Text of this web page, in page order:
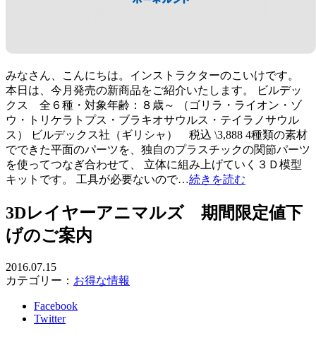
みなさん、こんにちは。インストラクターのこいけです。
本日は、今月発売の新商品をご紹介いたします。 ビルデッ
クス 全６種・対象年齢：８歳～ （ゴリラ・ライオン・ゾ
ウ・トリケラトプス・ブラキオサウルス・テイラノサウル
ス） ビルデックス社（ギリシャ） 税込 \3,888 4種類の素材
でできた平面のパーツを、独自のプラスチックの関節パーツ
を使ってつなぎ合わせて、 立体に組み上げていく３Ｄ模型
キットです。 工具が必要ないので…続きを読む
3Dレイヤーアニマルズ 期間限定値下
げのご案内
2016.07.15
カテゴリー： お得な情報
Facebook
Twitter